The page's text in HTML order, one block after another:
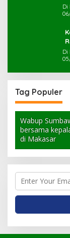
Di
Di
Tag Populer
Wabup
bersama
di Makasar